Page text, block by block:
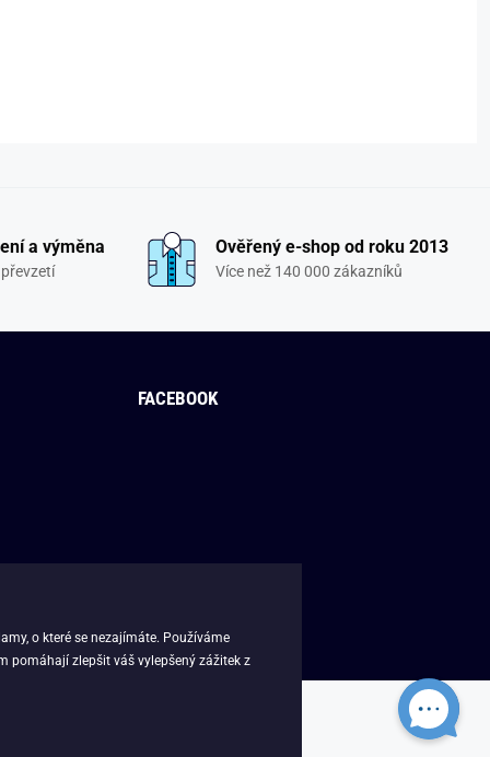
a výměna Ověřený e-shop od roku 2013
Více než 140 000 zákazníků
FACEBOOK
o které se nezajímáte. Používáme
pomáhají zlepšit váš vylepšený zážitek z